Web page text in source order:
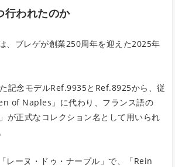
行われたのか
、ブレゲが創業250周年を迎えた2025年
記念モデルRef.9935とRef.8925から、従
of Naples」に代わり、フランス語の
が正式なコレクション名として用いられ
レーヌ・ドゥ・ナープル」で、「Rein